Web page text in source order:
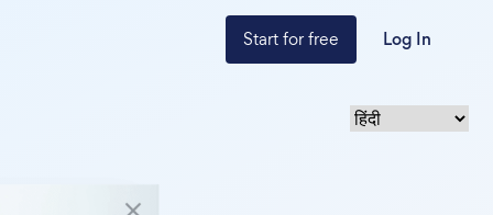
Start for free Log In